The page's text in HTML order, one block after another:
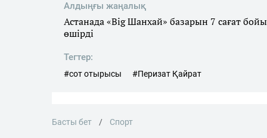
Алдыңғы жаңалық
Астанада «Big Шанхай» базарын 7 сағат бойы
өшірді
Тегтер:
#сот отырысы #Перизат Қайрат
Басты бет Спорт